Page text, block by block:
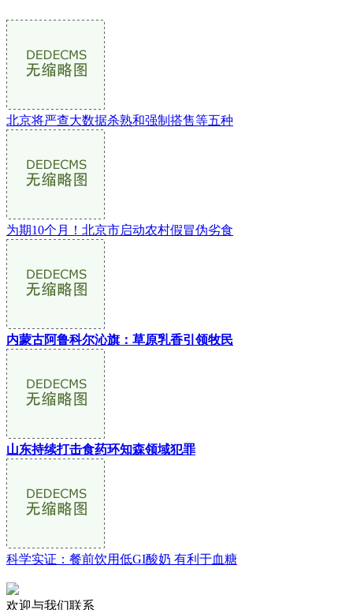
北京将严查大数据杀熟和强制搭售等五种
为期10个月！北京市启动农村假冒伪劣食
内蒙古阿鲁科尔沁旗：草原乳香引领牧民
山东持续打击食药环知森领域犯罪
科学实证：餐前饮用低GI酸奶 有利于血糖
欢迎与我们联系